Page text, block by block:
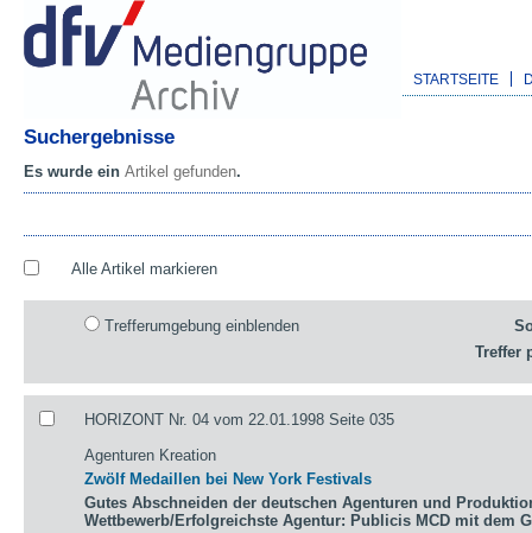
STARTSEITE
Suchergebnisse
Es wurde ein Artikel gefunden.
Alle Artikel markieren
Trefferumgebung einblenden
Treffer
HORIZONT Nr. 04 vom 22.01.1998 Seite 035
Agenturen Kreation
Zwölf Medaillen bei New York Festivals
Gutes Abschneiden der deutschen Agenturen und
Wettbewerb/Erfolgreichste Agentur: Publicis MCD mit dem